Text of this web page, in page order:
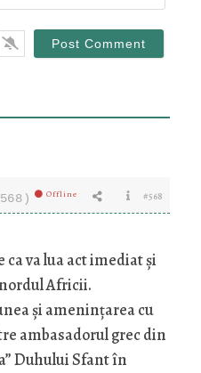
Offline #568
va lua act imediat și
Africii.
și amenințarea cu
ambasadorul grec din
Duhului Sfant în